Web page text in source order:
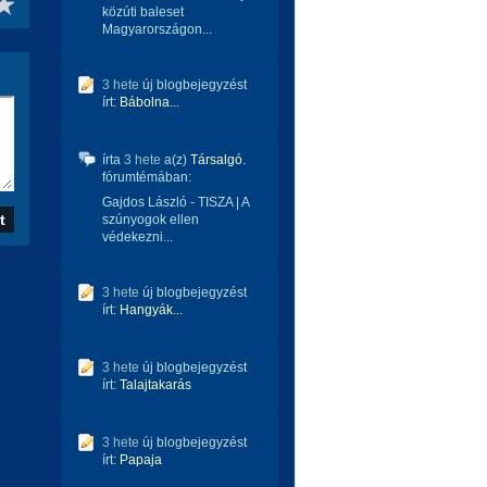
közúti baleset
Magyarországon...
3 hete új blogbejegyzést
írt: Bábolna...
írta 3 hete a(z) Társalgó.
fórumtémában:
Gajdos László - TISZA | A
szúnyogok ellen
védekezni...
3 hete új blogbejegyzést
írt: Hangyák...
3 hete új blogbejegyzést
írt: Talajtakarás
3 hete új blogbejegyzést
írt: Papaja